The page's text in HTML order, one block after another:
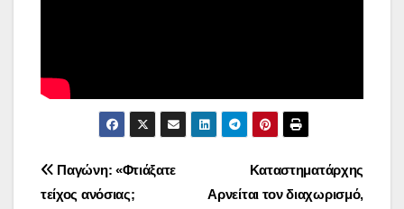
Πλοήγηση
Καταστηματάρχης
Αρνείται τον διαχωρισμό,
Παγώνη: «Φτιάξατε
τείχος ανόσιας;